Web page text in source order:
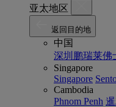
亚太地区
返回目的地
中国
深圳鹏瑞莱佛
Singapore
Singapore
Cambodia
Phnom Penh